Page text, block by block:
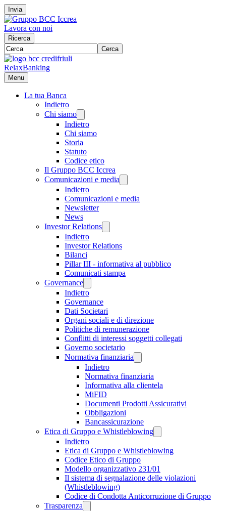
Invia
Lavora con noi
Ricerca
Cerca
RelaxBanking
Menu
La tua Banca
Indietro
Chi siamo
Indietro
Chi siamo
Storia
Statuto
Codice etico
Il Gruppo BCC Iccrea
Comunicazioni e media
Indietro
Comunicazioni e media
Newsletter
News
Investor Relations
Indietro
Investor Relations
Bilanci
Pillar III - informativa al pubblico
Comunicati stampa
Governance
Indietro
Governance
Dati Societari
Organi sociali e di direzione
Politiche di remunerazione
Conflitti di interessi soggetti collegati
Governo societario
Normativa finanziaria
Indietro
Normativa finanziaria
Informativa alla clientela
MiFID
Documenti Prodotti Assicurativi
Obbligazioni
Bancassicurazione
Etica di Gruppo e Whistleblowing
Indietro
Etica di Gruppo e Whistleblowing
Codice Etico di Gruppo
Modello organizzativo 231/01
Il sistema di segnalazione delle violazioni
(Whistleblowing)
Codice di Condotta Anticorruzione di Gruppo
Trasparenza